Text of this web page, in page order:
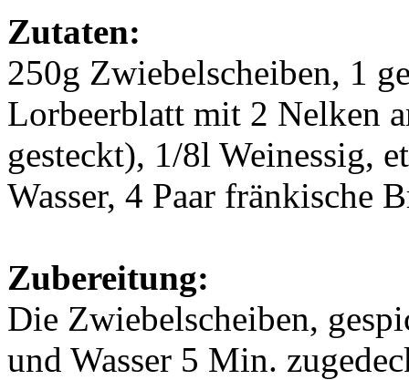
Zutaten:
250g Zwiebelscheiben, 1
Lorbeerblatt mit 2 Nelken
gesteckt), 1/8l Weinessig,
Wasser, 4 Paar fränkische
Zubereitung:
Die Zwiebelscheiben,
und Wasser 5 Min.